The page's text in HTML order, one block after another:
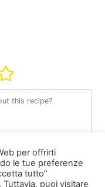
per offrirti
le tue preferenze
tutto”
puoi visitare